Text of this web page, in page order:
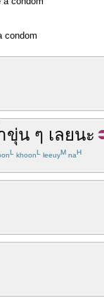
condom
ขุ่น ๆ เลยนะ
L khoonL leeuyM naH